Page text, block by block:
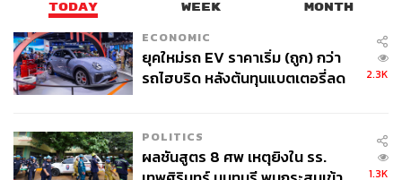
TODAY WEEK MONTH
ECONOMIC
ยุคใหม่รถ EV ราคาเริ่ม (ถูก) กว่า
รถไฮบริด หลังต้นทุนแบตเตอรี่ลด
2.3K
POLITICS
ผลชันสูตร 8 ศพ เหตุยิงใน รร.
1.3K